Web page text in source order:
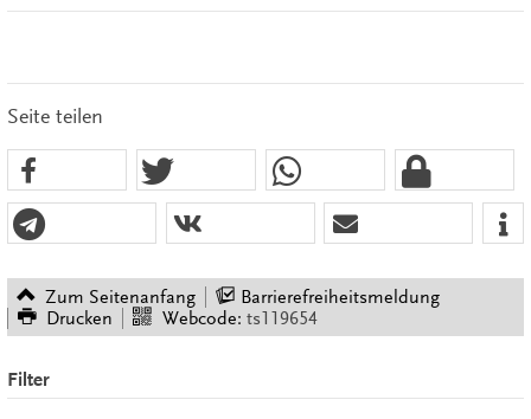
Seite teilen
Zum Seitenanfang
Barrierefreiheitsmeldung
Drucken
Webcode: ts119654
Filter